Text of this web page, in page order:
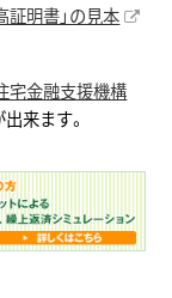
証明書」の見本
宅金融支援機構
来ます。